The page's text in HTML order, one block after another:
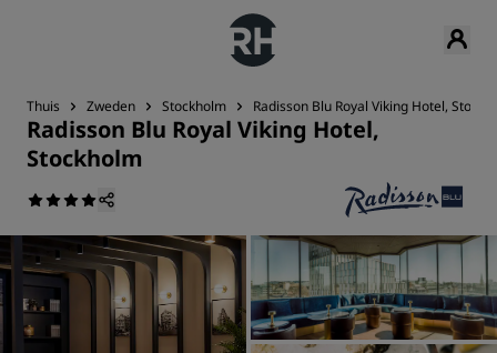
Thuis Zweden Stockholm Radisson Blu Royal Viking Hotel,
Radisson Blu Royal Viking Hotel,
Stockholm